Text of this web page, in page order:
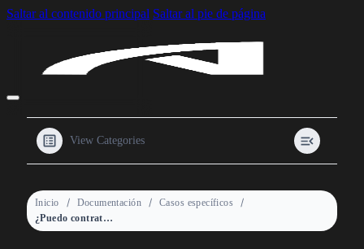
Saltar al contenido principal Saltar al pie de página
View Categories
Inicio Documentación
Casos específicos
¿Puedo contratar empleados o colaboradores con mi LLC?